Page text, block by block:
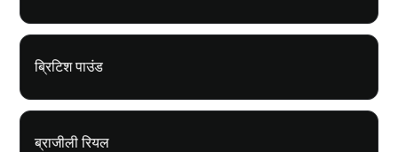
ब्रिटिश पाउंड
ब्राजीली रियल